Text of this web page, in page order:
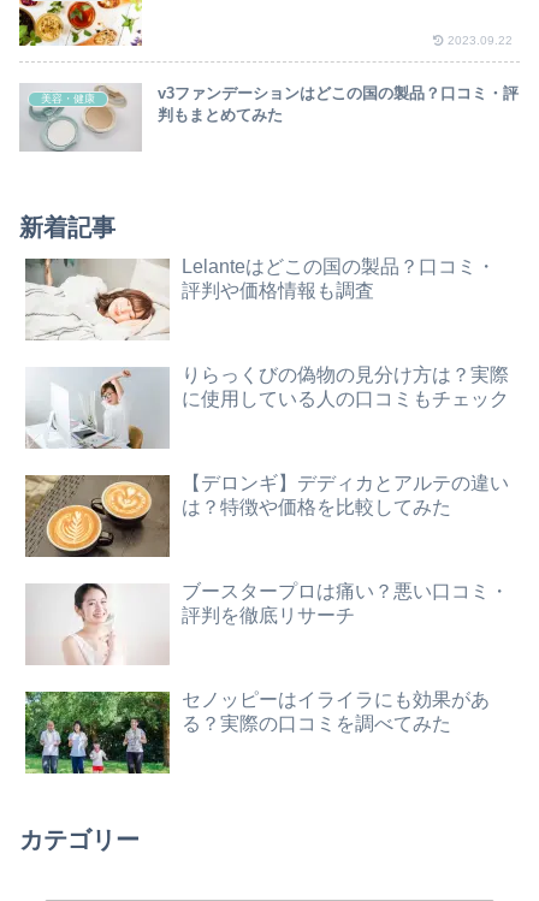
2023.09.22
美容・健康
v3ファンデーションはどこの国の製品？口コミ・評
判もまとめてみた
新着記事
Lelanteはどこの国の製品？口コミ・
評判や価格情報も調査
りらっくびの偽物の見分け方は？実際
に使用している人の口コミもチェック
【デロンギ】デディカとアルテの違い
は？特徴や価格を比較してみた
ブースタープロは痛い？悪い口コミ・
評判を徹底リサーチ
セノッピーはイライラにも効果があ
る？実際の口コミを調べてみた
カテゴリー